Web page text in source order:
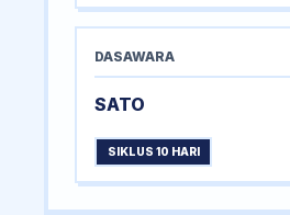
DASAWARA
SATO
SIKLUS 10 HARI